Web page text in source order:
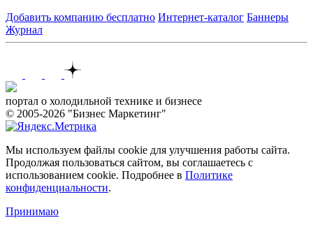
Добавить компанию бесплатно Интернет-каталог Баннеры
Журнал
портал о холодильной технике и бизнесе
© 2005-2026 "Бизнес Маркетинг"
Мы используем файлы cookie для улучшения работы сайта.
Продолжая пользоваться сайтом, вы соглашаетесь с
использованием cookie. Подробнее в Политике
конфиденциальности.
Принимаю